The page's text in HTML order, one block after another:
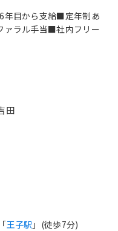
年目から支給■定年制あ
ァラル手当■社内フリー
田
王子駅 」(徒歩7分)